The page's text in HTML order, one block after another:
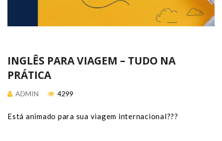
INGLÊS PARA VIAGEM – TUDO NA
PRÁTICA
ADMIN 4299
Está animado para sua viagem internacional???